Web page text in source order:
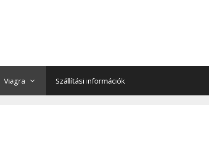
Viagra Szállítási információk